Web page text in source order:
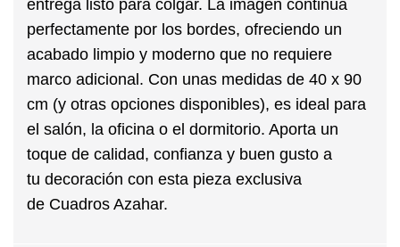
entrega listo para colgar. La imagen continúa
perfectamente por los bordes, ofreciendo un
acabado limpio y moderno que no requiere
marco adicional. Con unas medidas de 40 x 90
cm (y otras opciones disponibles), es ideal para
el salón, la oficina o el dormitorio. Aporta un
toque de calidad, confianza y buen gusto a
tu decoración con esta pieza exclusiva
de Cuadros Azahar.